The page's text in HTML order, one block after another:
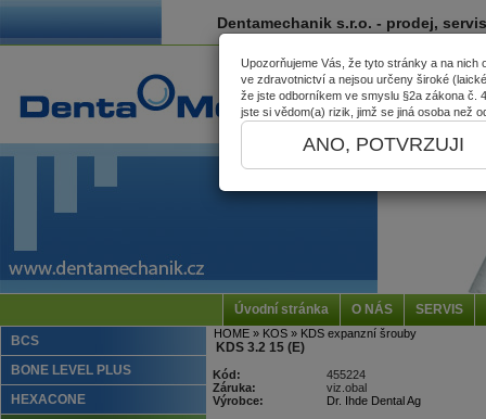
Dentamechanik s.r.o. - prodej,
Úvodní stránka O NÁS SERVIS
BCS
BONE LEVEL PLUS
HEXACONE
HOME » KOS » KDS expanzní šrouby
KDS 3.2 15 (E)
Kód:
455224
Záruka:
viz.obal
Výrobce:
Dr. Ihde Dental Ag
Upozorňujeme Vás, že tyto stránky a na
ve zdravotnictví a nejsou určeny široké
že jste odborníkem ve smyslu §2a zákona č.
jste si vědom(a) rizik, jimž se jiná osoba než
ANO, POTVRZUJI